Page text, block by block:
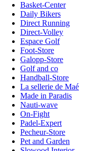
Basket-Center
Daily Bikers
Direct Running
Direct-Volley
Espace Golf
Foot-Store
Galopp-Store
Golf and co
Handball-Store
La sellerie de Maé
Made in Paradis
Nauti-wave
On-Fight
Padel-Expert
Pecheur-Store
Pet and Garden